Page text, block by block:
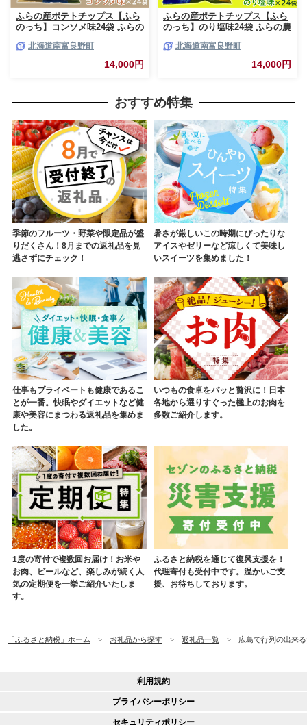
ふらの産ポテトチップス【ふら
のっち】コンソメ味24袋 ふらの
ガイモ コンソメ 芋 菓子 スナッ
ク じゃがいも お菓子 ポテチ 1
北海道南富良野町
14,000円
ふらの産ポテトチップス【ふら
のっち】のり塩味24袋 ふらの農
イモ のり塩 芋 菓子 スナック
じゃがいも お菓子 ポテチ 1箱
北海道南富良野町
14,000円
おすすめ特集
季節のフルーツ・野菜や限定品が盛
りだくさん！8月までの返礼品を見
逃さずにチェック！
暑さが厳しいこの時期にぴったりな
アイスやゼリーなど涼しくて美味し
いスイーツを集めました！
仕事もプライベートも健康であるこ
とが一番。快眠やダイエットなど健
康や美容にまつわる返礼品を集めま
した。
いつもの食卓をパッと贅沢に！日本
各地から選りすぐった極上のお肉を
多数ご紹介します。
1度の寄付で複数回お届け！お米や
お肉、ビールなど、楽しみが続く人
気の定期便を一挙ご紹介いたしま
す。
ふるさと納税を通じて復興支援を！
代理寄付も受付中です。温かいご支
援、お待ちしております。
「ふるさと納税」ホーム お礼品から探す 返礼品一覧 広島で行列の出来
利用規約
プライバシーポリシー
セキュリティポリシー